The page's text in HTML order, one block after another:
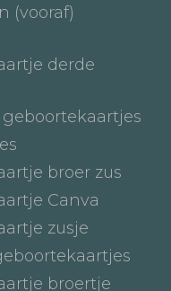
(vooraf)
derde
broer zus
Canva
zusje
broertje